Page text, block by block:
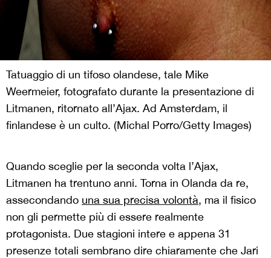
Tatuaggio di un tifoso olandese, tale Mike
Weermeier, fotografato durante la presentazione di
Litmanen, ritornato all’Ajax. Ad Amsterdam, il
finlandese è un culto. (Michal Porro/Getty Images)
Quando sceglie per la seconda volta l’Ajax,
Litmanen ha trentuno anni. Torna in Olanda da re,
assecondando una sua precisa volontà, ma il fisico
non gli permette più di essere realmente
protagonista. Due stagioni intere e appena 31
presenze totali sembrano dire chiaramente che Jari